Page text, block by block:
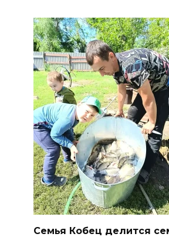
Семья Кобец делится